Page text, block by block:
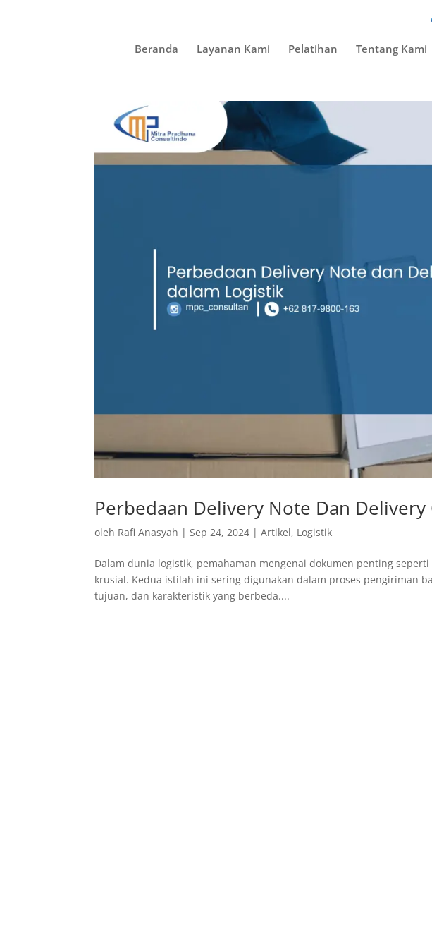
Beranda Layanan Kami Pelatihan Tentang Kami
Perbedaan Delivery Note Dan
oleh Rafi Anasyah |Sep 24, 2024 |Artikel, Logistik
Dalam dunia logistik, pemahaman mengenai dokumen penting
krusial. Kedua istilah ini sering digunakan dalam proses pengiriman
tujuan, dan karakteristik yang berbeda....